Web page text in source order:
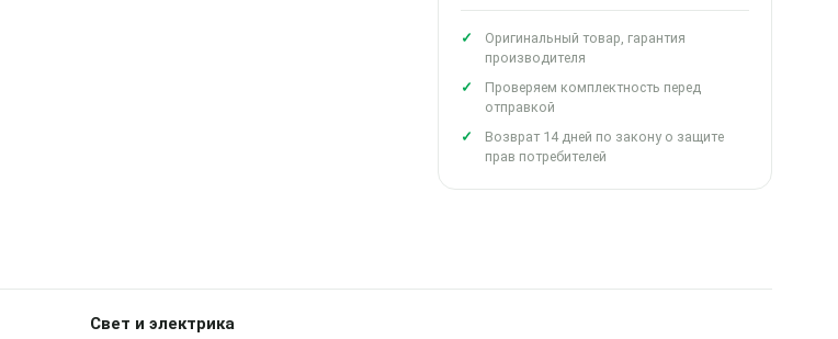
Оригинальный товар, гарантия
производителя
Проверяем комплектность перед
отправкой
Возврат 14 дней по закону о защите
прав потребителей
Свет и электрика